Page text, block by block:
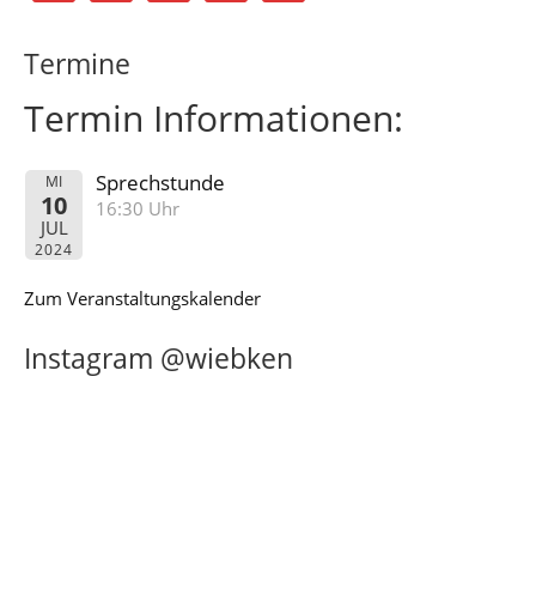
Termine
Termin Informationen:
MI
10
JUL
2024
Sprechstunde
16:30 Uhr
Zum Veranstaltungskalender
Instagram @wiebken